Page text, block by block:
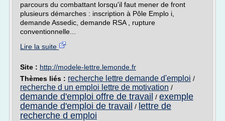
parcours du combattant lorsqu'il faut mener de front
plusieurs démarches : inscription à Pôle Emplo i,
demande Assedic, demande RSA , rupture
conventionnelle...
Lire la suite
Site : http://modele-lettre.lemonde.fr
Thèmes liés : recherche lettre demande d'emploi /
recherche d un emploi lettre de motivation /
demande d'emploi offre de travail / exemple
demande d'emploi de travail / lettre de
recherche d emploi